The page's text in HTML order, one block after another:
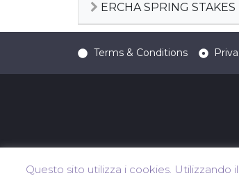
ERCHA SPRING STAKES
Terms & Conditions
Questo sito utilizza i cookies. Utilizzando